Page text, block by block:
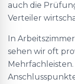
auch die
Verteiler
In
sehen wir oft